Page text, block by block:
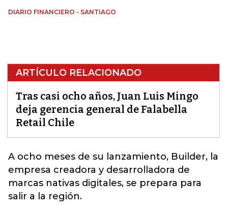
DIARIO FINANCIERO - SANTIAGO
ARTÍCULO RELACIONADO
Tras casi ocho años, Juan Luis Mingo
deja gerencia general de Falabella
Retail Chile
A ocho meses de su lanzamiento, Builder, la
empresa creadora y desarrolladora de
marcas nativas digitales, se prepara para
salir a la región.